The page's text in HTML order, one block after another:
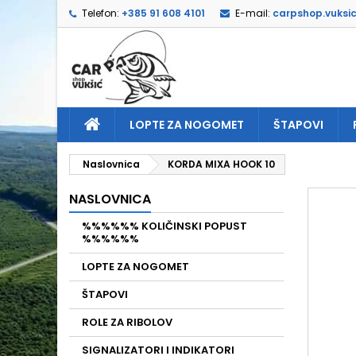
Telefon: +385 91 608 4101 E-mail:
LOPTE ZA NOGOMET ŠTAPOVI
Naslovnica KORDA MIXA HOOK 10
NASLOVNICA
%%%%%% KOLIČINSKI POPUST
%%%%%%
LOPTE ZA NOGOMET
ŠTAPOVI
ROLE ZA RIBOLOV
SIGNALIZATORI I INDIKATORI